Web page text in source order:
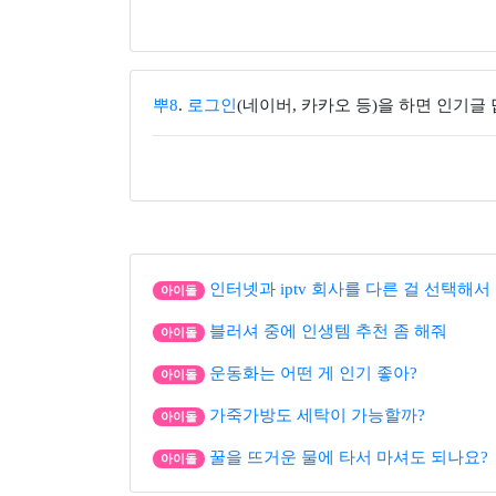
뿌8. 로그인 (네이버, 카카오 등)을 하면 인기글
아이돌 인터넷과 iptv 회사를 다른 걸 선택해서
아이돌 블러셔 중에 인생템 추천 좀 해줘
아이돌 운동화는 어떤 게 인기 좋아?
아이돌 가죽가방도 세탁이 가능할까?
아이돌 꿀을 뜨거운 물에 타서 마셔도 되나요?